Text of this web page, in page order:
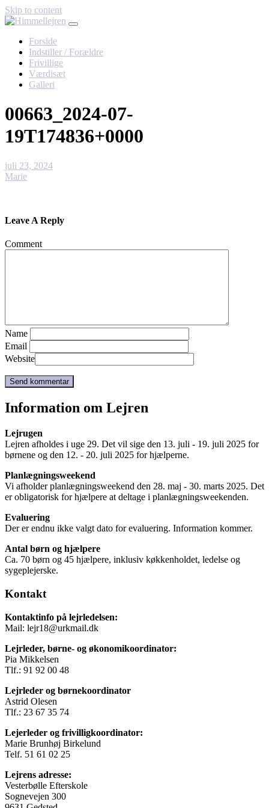
Skip to content
Forside
Indstiller / Forældre
Frivillige
Værdisæt
Galleri
00663_2024-07-
19T174836+0000
juli 23, 2024
Marie
Leave A Reply
Comment
Name
Email
Website
Information om Lejren
Lejrugen
Lejren afholdes i uge 29. Det vil sige den 13. juli - 19. juli 2025 for
børnene og den 12. - 20. juli 2025 for hjælperne.
Planlægningsweekend
Vi afholder planlægningsweekend den 28. maj - 30. marts 2025. Det
er obligatorisk for hjælpere at deltage i planlægningsweekenden.
Evaluering
Der er endnu ikke valgt dato for evaluering. Information kommer.
Antal børn og hjælpere
Ca. 70 børn og 45 hjælpere, inklusiv køkkenholdet, ledelse og
sygeplejerske.
Kontakt
Kontaktinfo på lejrledelsen:
Mail: lejr18@urkmail.dk
Lejrleder, børne- og økonomikoordinator:
Pia Mikkelsen
Tlf.: 91 92 00 48
Lejrleder og børnekoordinator
Astrid Olesen
Tlf.: 23 67 35 74
Lejerleder og frivilligkoordinator:
Marie Brunhøj Birkelund
Telf. 51 61 02 25
Lejrens adresse:
Vesterbølle Efterskole
Sognevejen 300